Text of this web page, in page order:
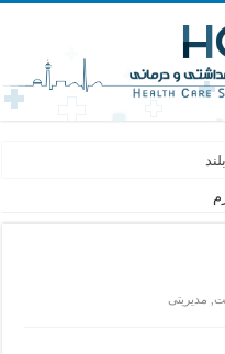
مدیریتی